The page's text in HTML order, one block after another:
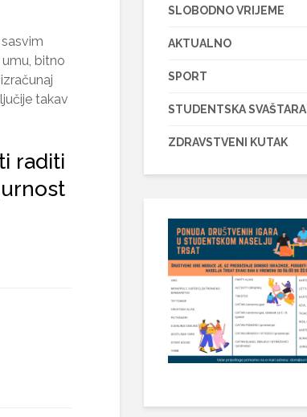
bitno
takav
raditi
SLOBODNO VRIJEME
AKTUALNO
SPORT
STUDENTSKA SVAŠTARA
ZDRAVSTVENI KUTAK